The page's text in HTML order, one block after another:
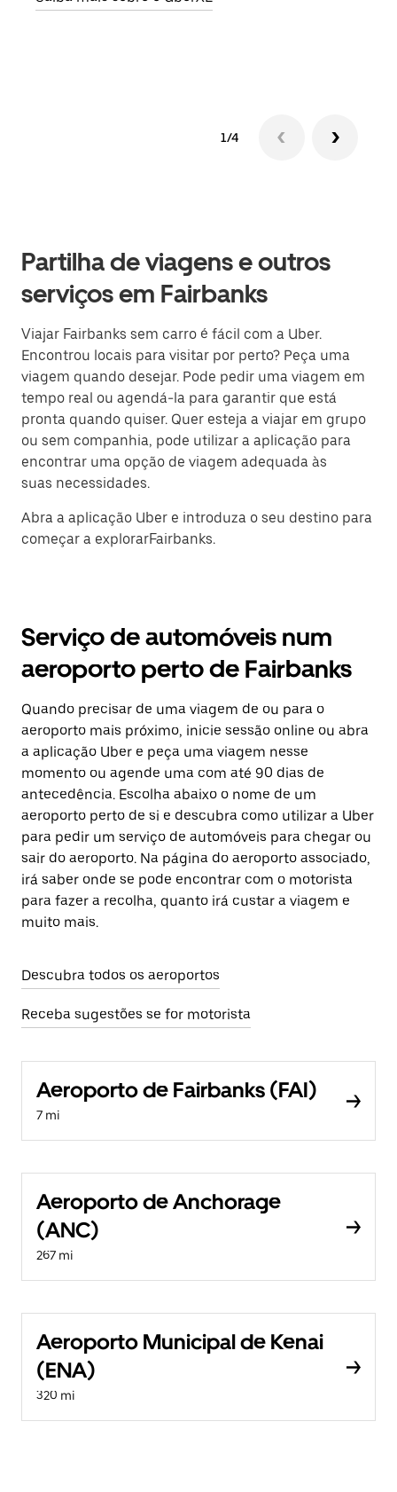
1/4
Partilha de viagens e outros
serviços em Fairbanks
Viajar Fairbanks sem carro é fácil com a Uber.
Encontrou locais para visitar por perto? Peça uma
viagem quando desejar. Pode pedir uma viagem em
tempo real ou agendá-la para garantir que está
pronta quando quiser. Quer esteja a viajar em grupo
ou sem companhia, pode utilizar a aplicação para
encontrar uma opção de viagem adequada às
suas necessidades.
Abra a aplicação Uber e introduza o seu destino para
começar a explorarFairbanks.
Serviço de automóveis num
aeroporto perto de Fairbanks
Quando precisar de uma viagem de ou para o
aeroporto mais próximo, inicie sessão online ou abra
a aplicação Uber e peça uma viagem nesse
momento ou agende uma com até 90 dias de
antecedência. Escolha abaixo o nome de um
aeroporto perto de si e descubra como utilizar a Uber
para pedir um serviço de automóveis para chegar ou
sair do aeroporto. Na página do aeroporto associado,
irá saber onde se pode encontrar com o motorista
para fazer a recolha, quanto irá custar a viagem e
muito mais.
Descubra todos os aeroportos
Receba sugestões se for motorista
Aeroporto de Fairbanks (FAI)
7 mi
Aeroporto de Anchorage
(ANC)
267 mi
Aeroporto Municipal de Kenai
(ENA)
320 mi